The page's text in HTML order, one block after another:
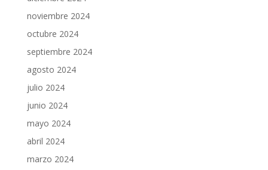
noviembre 2024
octubre 2024
septiembre 2024
agosto 2024
julio 2024
junio 2024
mayo 2024
abril 2024
marzo 2024